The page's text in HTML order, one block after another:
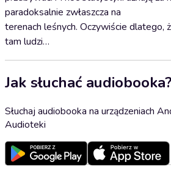
paradoksalnie zwłaszcza na
terenach leśnych. Oczywiście dlatego,
tam ludzi…
Jak słuchać audiobooka?
Słuchaj audiobooka na urządzeniach
Audioteki